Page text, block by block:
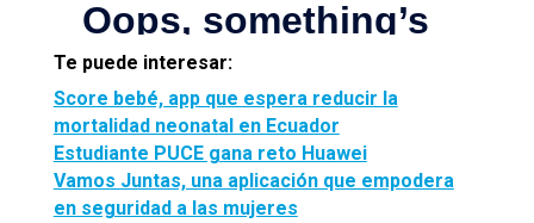
Te puede interesar:
Score bebé, app que espera reducir la
mortalidad neonatal en Ecuador
Estudiante PUCE gana reto Huawei
Vamos Juntas, una aplicación que empodera
en seguridad a las mujeres